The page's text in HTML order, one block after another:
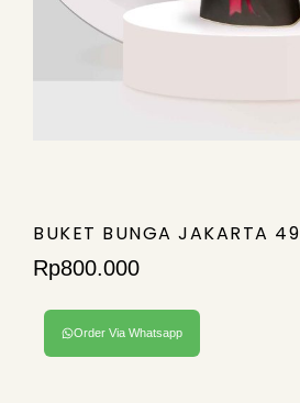
BUKET BUNGA JAKARTA 49
Rp800.000
Order Via Whatsapp